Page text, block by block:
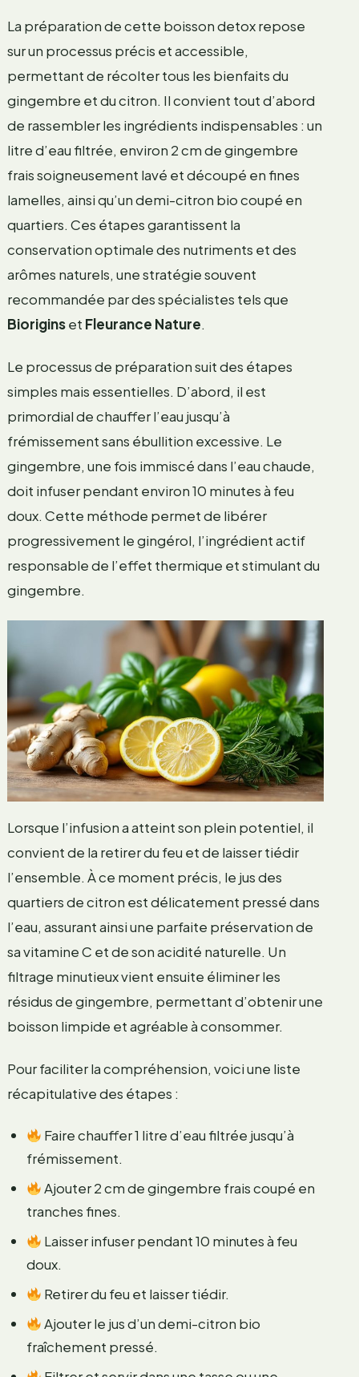
La préparation de cette boisson detox repose
sur un processus précis et accessible,
permettant de récolter tous les bienfaits du
gingembre et du citron. Il convient tout d’abord
de rassembler les ingrédients indispensables : un
litre d’eau filtrée, environ 2 cm de gingembre
frais soigneusement lavé et découpé en fines
lamelles, ainsi qu’un demi-citron bio coupé en
quartiers. Ces étapes garantissent la
conservation optimale des nutriments et des
arômes naturels, une stratégie souvent
recommandée par des spécialistes tels que
Bioriginset Fleurance Nature.
Le processus de préparation suit des étapes
simples mais essentielles. D’abord, il est
primordial de chauffer l’eau jusqu’à
frémissement sans ébullition excessive. Le
gingembre, une fois immiscé dans l’eau chaude,
doit infuser pendant environ 10 minutes à feu
doux. Cette méthode permet de libérer
progressivement le gingérol, l’ingrédient actif
responsable de l’effet thermique et stimulant du
gingembre.
Lorsque l’infusion a atteint son plein potentiel, il
convient de la retirer du feu et de laisser tiédir
l’ensemble. À ce moment précis, le jus des
quartiers de citron est délicatement pressé dans
l’eau, assurant ainsi une parfaite préservation de
sa vitamine C et de son acidité naturelle. Un
filtrage minutieux vient ensuite éliminer les
résidus de gingembre, permettant d’obtenir une
boisson limpide et agréable à consommer.
Pour faciliter la compréhension, voici une liste
récapitulative des étapes :
Faire chauffer 1 litre d’eau filtrée jusqu’à
frémissement.
Ajouter 2 cm de gingembre frais coupé en
tranches fines.
Laisser infuser pendant 10 minutes à feu
doux.
Retirer du feu et laisser tiédir.
Ajouter le jus d’un demi-citron bio
fraîchement pressé.